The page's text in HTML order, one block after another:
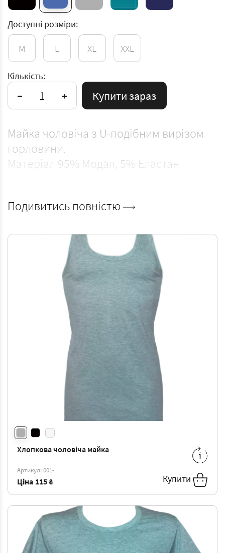
Доступні розміри:
M L XL XXL
Кількість:
Купити зараз
Майка чоловіча з U-подібним вирізом
горловини.
Матеріал 95% Модал, 5% Еластан
Подивитись повністю
Хлопкова чоловіча майка
Артикул: 001-
Ціна 115 ₴ Купити
XS - 115 ₴ S - 139 ₴
3XL